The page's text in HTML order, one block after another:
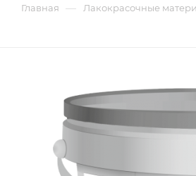
Главная — Лакокрасочные